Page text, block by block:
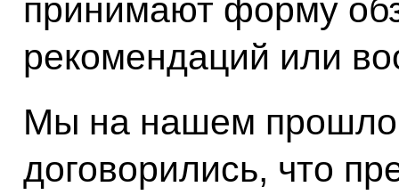
принимают форму
рекомендаций или
Мы на нашем
договорились, что